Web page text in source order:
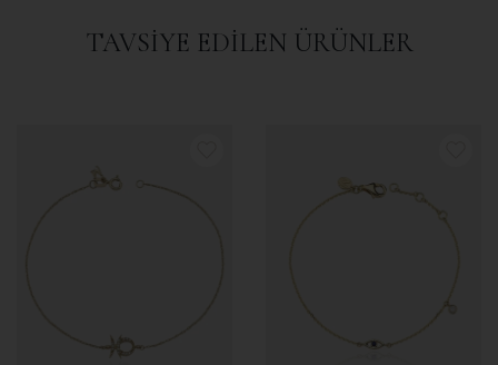
TAVSİYE EDİLEN ÜRÜNLER